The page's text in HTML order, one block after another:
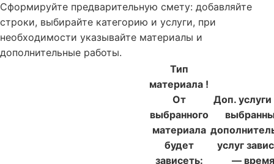
Сформируйте предварительную смету: добавляйте
строки, выбирайте категорию и услуги, при
необходимости указывайте материалы и
дополнительные работы.
Тип
материала !
От
выбранного
материала
будет
зависеть:
Доп. услуги
услуг
— время